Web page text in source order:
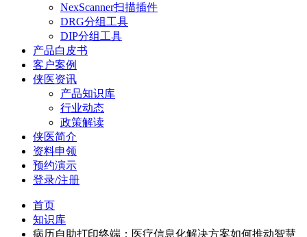
NexScanner扫描插件
DRG分组工具
DIP分组工具
产品白皮书
客户案例
侠医资讯
产品知识库
行业动态
政策解读
侠医简介
资料申领
预约演示
登录/注册
首页
知识库
病历自助打印终端：医疗信息化解决方案如何推动智慧